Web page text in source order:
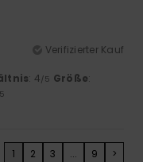
Verifizierter Kauf
: 4/5 Größe:
1 2 3 ... 9 >